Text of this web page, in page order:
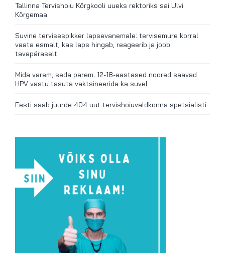
Tallinna Tervishoiu Kõrgkooli uueks rektoriks sai Ulvi
Kõrgemaa
Suvine tervisespikker lapsevanemale: tervisemure korral
vaata esmalt, kas laps hingab, reageerib ja joob
tavapäraselt
Mida varem, seda parem: 12-18-aastased noored saavad
HPV vastu tasuta vaktsineerida ka suvel
Eesti saab juurde 404 uut tervishoiuvaldkonna spetsialisti